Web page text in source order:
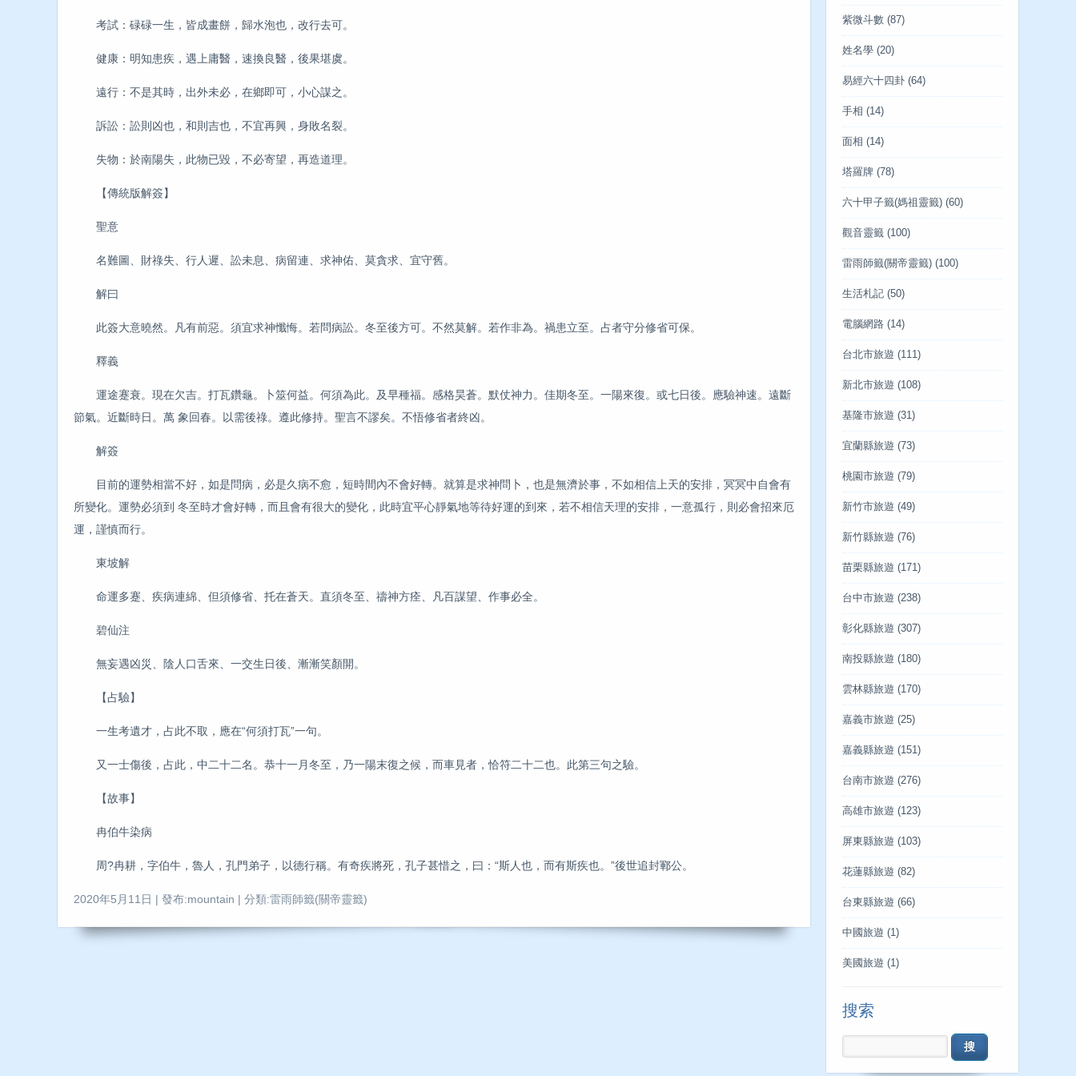
考試：碌碌一生，皆成畫餅，歸水泡也，改行去可。
健康：明知患疾，遇上庸醫，速換良醫，後果堪虞。
遠行：不是其時，出外未必，在鄉即可，小心謀之。
訴訟：訟則凶也，和則吉也，不宜再興，身敗名裂。
失物：於南陽失，此物已毀，不必寄望，再造道理。
【傳統版解簽】
聖意
名難圖、財祿失、行人遲、訟未息、病留連、求神佑、莫貪求、宜守舊。
解曰
此簽大意曉然。凡有前惡。須宜求神懺悔。若問病訟。冬至後方可。不然莫解。若作非為。禍患立至。占者守分修省可保。
釋義
運途蹇衰。現在欠吉。打瓦鑽龜。卜筮何益。何須為此。及早種福。感格昊蒼。默仗神力。佳期冬至。一陽來復。或七日後。應驗神速。遠斷
節氣。近斷時日。萬 象回春。以需後祿。遵此修持。聖言不謬矣。不悟修省者終凶。
解簽
目前的運勢相當不好，如是問病，必是久病不愈，短時間內不會好轉。就算是求神問卜，也是無濟於事，不如相信上天的安排，冥冥中自會有
所變化。運勢必須到 冬至時才會好轉，而且會有很大的變化，此時宜平心靜氣地等待好運的到來，若不相信天理的安排，一意孤行，則必會招來厄
運，謹慎而行。
東坡解
命運多蹇、疾病連綿、但須修省、托在蒼天。直須冬至、禱神方痊、凡百謀望、作事必全。
碧仙注
無妄遇凶災、陰人口舌來、一交生日後、漸漸笑顏開。
【占驗】
一生考遺才，占此不取，應在“何須打瓦”一句。
又一士傷後，占此，中二十二名。恭十一月冬至，乃一陽末復之候，而車見者，恰符二十二也。此第三句之驗。
【故事】
冉伯牛染病
周?冉耕，字伯牛，魯人，孔門弟子，以德行稱。有奇疾將死，孔子甚惜之，曰：“斯人也，而有斯疾也。”後世追封鄆公。
2020年5月11日 | 發布:mountain | 分類:雷雨師籤(關帝靈籤)
紫微斗數 (87)
姓名學 (20)
易經六十四卦 (64)
手相 (14)
面相 (14)
塔羅牌 (78)
六十甲子籤(媽祖靈籤) (60)
觀音靈籤 (100)
雷雨師籤(關帝靈籤) (100)
生活札記 (50)
電腦網路 (14)
台北市旅遊 (111)
新北市旅遊 (108)
基隆市旅遊 (31)
宜蘭縣旅遊 (73)
桃園市旅遊 (79)
新竹市旅遊 (49)
新竹縣旅遊 (76)
苗栗縣旅遊 (171)
台中市旅遊 (238)
彰化縣旅遊 (307)
南投縣旅遊 (180)
雲林縣旅遊 (170)
嘉義市旅遊 (25)
嘉義縣旅遊 (151)
台南市旅遊 (276)
高雄市旅遊 (123)
屏東縣旅遊 (103)
花蓮縣旅遊 (82)
台東縣旅遊 (66)
中國旅遊 (1)
美國旅遊 (1)
搜索